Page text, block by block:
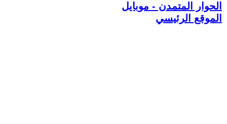
الحوار المتمدن - موبايل
الموقع الرئيسي